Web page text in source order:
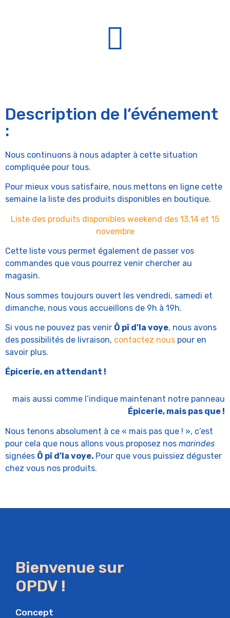
Description de l’événement
:
Nous continuons à nous adapter à cette situation
compliquée pour tous.
Pour mieux vous satisfaire, nous mettons en ligne cette
semaine la liste des produits disponibles en boutique.
Liste des produits disponibles weekend des 13,14 et 15
novembre
Cette liste vous permet également de passer vos
commandes que vous pourrez venir chercher au
magasin.
Nous sommes toujours ouvert les vendredi, samedi et
dimanche, nous vous accueillons de 9h à 19h.
Si vous ne pouvez pas venir Ô pî d’la voye, nous avons
des possibilités de livraison, contactez nous pour en
savoir plus.
Épicerie, en attendant !
mais aussi comme l’indique maintenant notre panneau
Épicerie, mais pas que !
Nous tenons absolument à ce « mais pas que ! », c’est
pour cela que nous allons vous proposez nos marindes
signées Ô pî d’la voye. Pour que vous puissiez déguster
chez vous nos produits.
Bienvenue sur
OPDV !
Concept